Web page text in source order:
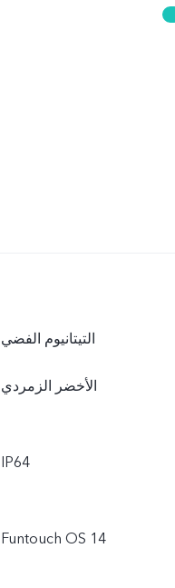
التيتانيوم الفضي
الأخضر الزمردي
IP64
Funtouch OS 14